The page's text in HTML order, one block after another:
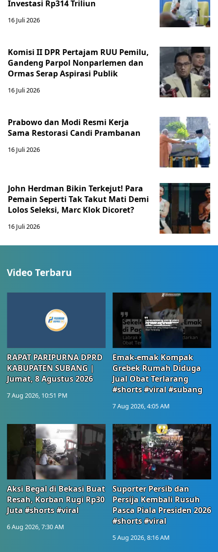
Investasi Rp314 Triliun
16 Juli 2026
Komisi II DPR Pertajam RUU Pemilu,
Gandeng Parpol Nonparlemen dan
Ormas Serap Aspirasi Publik
16 Juli 2026
Prabowo dan Modi Resmi Kerja
Sama Restorasi Candi Prambanan
16 Juli 2026
John Herdman Bikin Terkejut! Para
Pemain Seperti Tak Takut Mati Demi
Lolos Seleksi, Marc Klok Dicoret?
16 Juli 2026
Video Terbaru
RAPAT PARIPURNA DPRD
KABUPATEN SUBANG |
Jumat, 8 Agustus 2026
7 Aug 2026, 10:51 PM
Emak-emak Kompak
Grebek Rumah Diduga
Jual Obat Terlarang
#shorts #viral #subang
7 Aug 2026, 4:05 AM
Aksi Begal di Bekasi Buat
Resah, Korban Rugi Rp30
Juta #shorts #viral
6 Aug 2026, 7:30 AM
Suporter Persib dan
Persija Kembali Rusuh
Pasca Piala Presiden 2026
#shorts #viral
5 Aug 2026, 8:16 AM